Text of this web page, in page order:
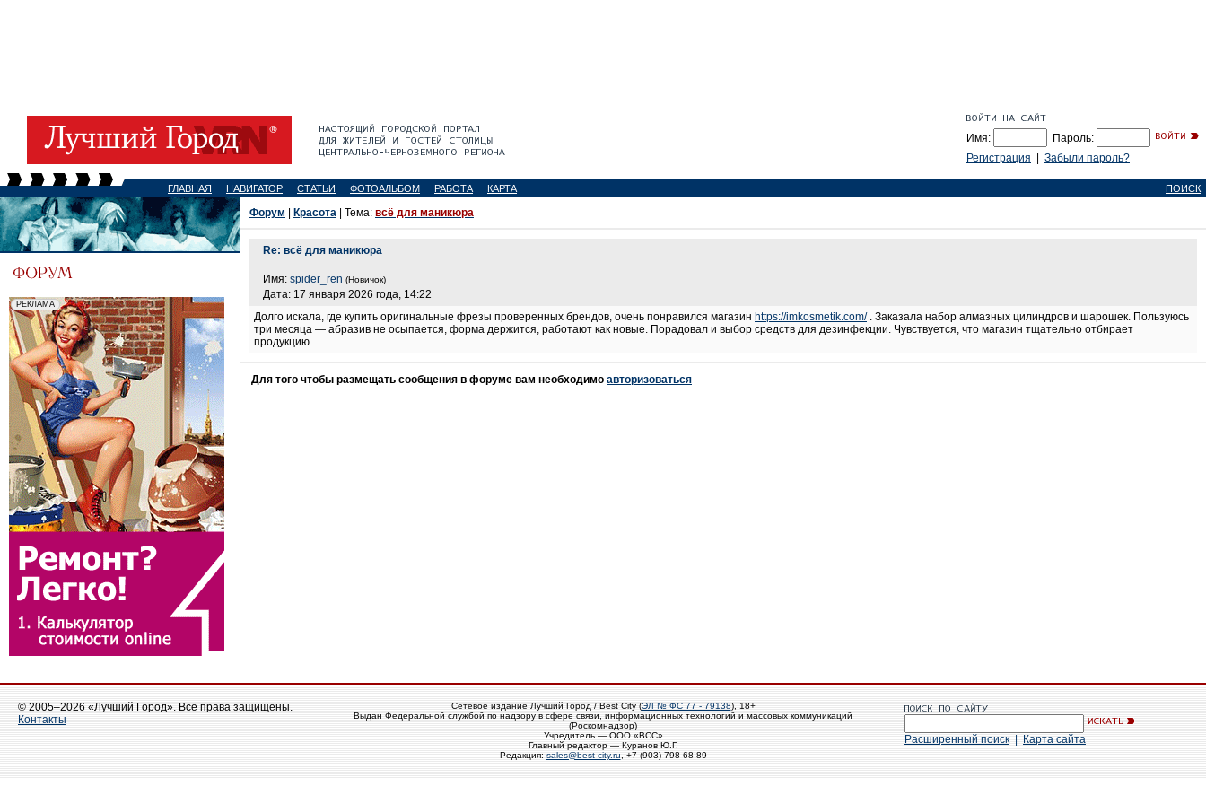
Имя:
Пароль:
Регистрация
Забыли пароль?
ГЛАВНАЯ НАВИГАТОР СТАТЬИ ФОТОАЛЬБОМ РАБОТА КАРТА ПОИСК
Форум Красота | Тема: всё для маникюра
Re: всё для маникюра
Имя: spider_ren (Новичок)
Дата: 17 января 2026 года, 14:22
Долго искала, где купить оригинальные фрезы проверенных брендов, очень понравился магазин https://imkosmetik.com/. Заказала набор алмазных цилиндров и шарошек. Пользуюсь
три месяца — абразив не осыпается, форма держится, работают как новые. Порадовал и выбор средств для дезинфекции. Чувствуется, что магазин тщательно отбирает
продукцию.
Для того чтобы размещать сообщения в форуме вам необходимо авторизоваться
© 2005–2026 «Лучший Город». Все права защищены.
Контакты
Сетевое издание Лучший Город / Best City (ЭЛ № ФС 77 - 79138), 18+
Выдан Федеральной службой по надзору в сфере связи, информационных технологий и массовых коммуникаций
(Роскомнадзор)
Учредитель — ООО «ВСС»
Главный редактор — Куранов Ю.Г.
Редакция: sales@best-city.ru , +7 (903) 798-68-89
Расширенный поиск Карта сайта